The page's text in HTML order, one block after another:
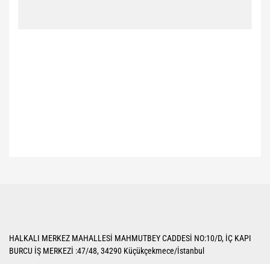
Ürün açıklamasında eksik bilgiler bulunuyor.
HALKALI MERKEZ MAHALLESİ MAHMUTBEY CADDESİ NO:10/D, İÇ KAPI
BURCU İŞ MERKEZİ :47/48, 34290 Küçükçekmece/İstanbul